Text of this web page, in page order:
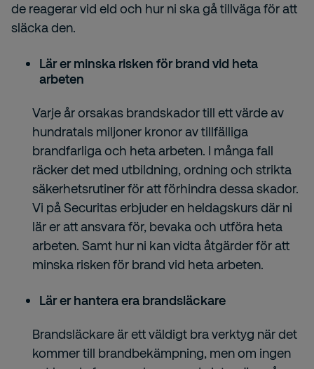
de reagerar vid eld och hur ni ska gå tillväga för att
släcka den.
Lär er minska risken för brand vid heta
arbeten
Varje år orsakas brandskador till ett värde av
hundratals miljoner kronor av tillfälliga
brandfarliga och heta arbeten. I många fall
räcker det med utbildning, ordning och strikta
säkerhetsrutiner för att förhindra dessa skador.
Vi på Securitas erbjuder en heldagskurs där ni
lär er att ansvara för, bevaka och utföra heta
arbeten. Samt hur ni kan vidta åtgärder för att
minska risken för brand vid heta arbeten.
Lär er hantera era brandsläckare
Brandsläckare är ett väldigt bra verktyg när det
kommer till brandbekämpning, men om ingen